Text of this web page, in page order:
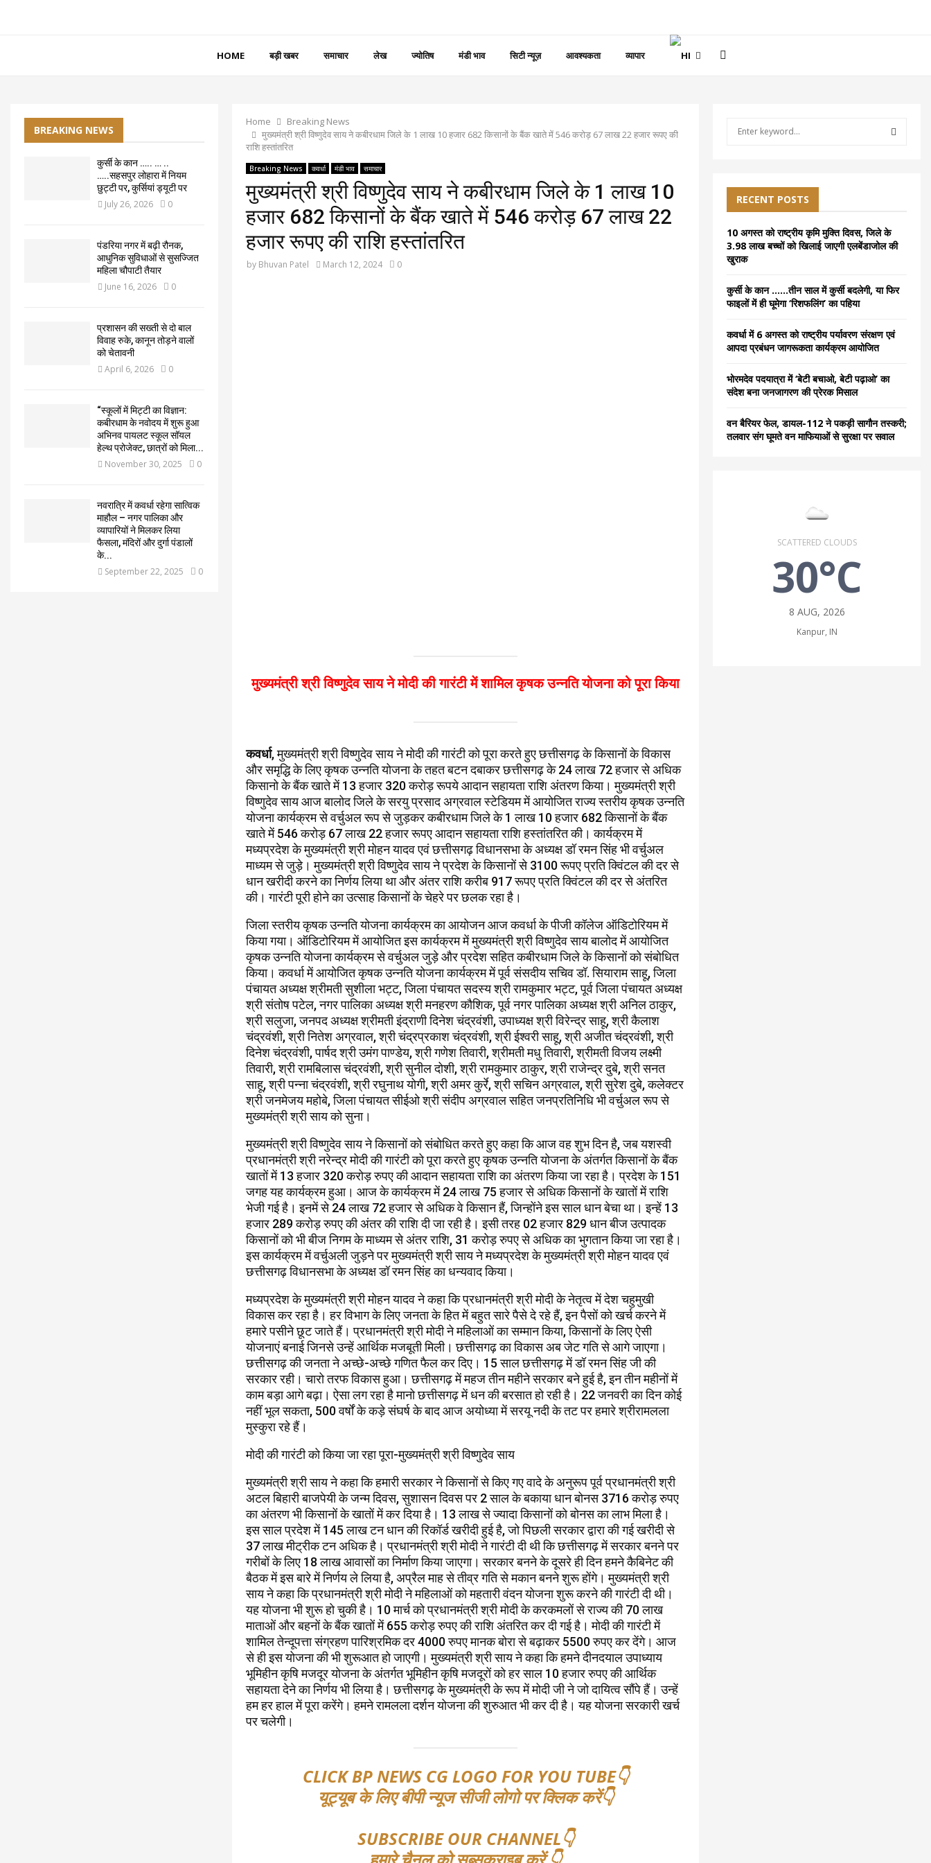
HOME बड़ी खबर समाचार लेख ज्योतिष मंडी भाव सिटी न्यूज़ आवश्यकता व्यापार
Home
Breaking News
मुख्यमंत्री श्री विष्णुदेव साय ने कबीरधाम जिले के 1 लाख 10 हजार 682 किसानों के बैंक खाते में 546 करोड़ 67 लाख 22 हजार रूपए की
राशि हस्तांतरित
Breaking News कवर्धा मंडी भाव समाचार
मुख्यमंत्री श्री विष्णुदेव साय ने कबीरधाम जिले के 1 लाख 10
हजार 682 किसानों के बैंक खाते में 546 करोड़ 67 लाख 22
हजार रूपए की राशि हस्तांतरित
by Bhuvan Patel March 12, 2024 0
मुख्यमंत्री श्री विष्णुदेव साय ने मोदी की गारंटी में शामिल कृषक उन्नति योजना को पूरा किया
कवर्धा, मुख्यमंत्री श्री विष्णुदेव साय ने मोदी की गारंटी को पूरा करते हुए छत्तीसगढ़ के किसानों के विकास
और समृद्धि के लिए कृषक उन्नति योजना के तहत बटन दबाकर छत्तीसगढ़ के 24 लाख 72 हजार से अधिक
किसानो के बैंक खाते में 13 हजार 320 करोड़ रूपये आदान सहायता राशि अंतरण किया। मुख्यमंत्री श्री
विष्णुदेव साय आज बालोद जिले के सरयु प्रसाद अग्रवाल स्टेडियम में आयोजित राज्य स्तरीय कृषक उन्नति
योजना कार्यक्रम से वर्चुअल रूप से जुड़कर कबीरधाम जिले के 1 लाख 10 हजार 682 किसानों के बैंक
खाते में 546 करोड़ 67 लाख 22 हजार रूपए आदान सहायता राशि हस्तांतरित की। कार्यक्रम में
मध्यप्रदेश के मुख्यमंत्री श्री मोहन यादव एवं छत्तीसगढ़ विधानसभा के अध्यक्ष डॉ रमन सिंह भी वर्चुअल
माध्यम से जुड़े। मुख्यमंत्री श्री विष्णुदेव साय ने प्रदेश के किसानों से 3100 रूपए प्रति क्विंटल की दर से
धान खरीदी करने का निर्णय लिया था और अंतर राशि करीब 917 रूपए प्रति क्विंटल की दर से अंतरित
की। गारंटी पूरी होने का उत्साह किसानों के चेहरे पर छलक रहा है।
जिला स्तरीय कृषक उन्नति योजना कार्यक्रम का आयोजन आज कवर्धा के पीजी कॉलेज ऑडिटोरियम में
किया गया। ऑडिटोरियम में आयोजित इस कार्यक्रम में मुख्यमंत्री श्री विष्णुदेव साय बालोद में आयोजित
कृषक उन्नति योजना कार्यक्रम से वर्चुअल जुड़े और प्रदेश सहित कबीरधाम जिले के किसानों को संबोधित
किया। कवर्धा में आयोजित कृषक उन्नति योजना कार्यक्रम में पूर्व संसदीय सचिव डॉ. सियाराम साहू, जिला
पंचायत अध्यक्ष श्रीमती सुशीला भट्ट, जिला पंचायत सदस्य श्री रामकुमार भट्ट, पूर्व जिला पंचायत अध्यक्ष
श्री संतोष पटेल, नगर पालिका अध्यक्ष श्री मनहरण कौशिक, पूर्व नगर पालिका अध्यक्ष श्री अनिल ठाकुर,
श्री सलुजा, जनपद अध्यक्ष श्रीमती इंद्राणी दिनेश चंद्रवंशी, उपाध्यक्ष श्री विरेन्द्र साहू, श्री कैलाश
चंद्रवंशी, श्री नितेश अग्रवाल, श्री चंद्रप्रकाश चंद्रवंशी, श्री ईश्वरी साहू, श्री अजीत चंद्रवंशी, श्री
दिनेश चंद्रवंशी, पार्षद श्री उमंग पाण्डेय, श्री गणेश तिवारी, श्रीमती मधु तिवारी, श्रीमती विजय लक्ष्मी
तिवारी, श्री रामबिलास चंद्रवंशी, श्री सुनील दोशी, श्री रामकुमार ठाकुर, श्री राजेन्द्र दुबे, श्री सनत
साहू, श्री पन्ना चंद्रवंशी, श्री रघुनाथ योगी, श्री अमर कुर्रे, श्री सचिन अग्रवाल, श्री सुरेश दुबे, कलेक्टर
श्री जनमेजय महोबे, जिला पंचायत सीईओ श्री संदीप अग्रवाल सहित जनप्रतिनिधि भी वर्चुअल रूप से
मुख्यमंत्री श्री साय को सुना।
मुख्यमंत्री श्री विष्णुदेव साय ने किसानों को संबोधित करते हुए कहा कि आज वह शुभ दिन है, जब यशस्वी
प्रधानमंत्री श्री नरेन्द्र मोदी की गारंटी को पूरा करते हुए कृषक उन्नति योजना के अंतर्गत किसानों के बैंक
खातों में 13 हजार 320 करोड़ रुपए की आदान सहायता राशि का अंतरण किया जा रहा है। प्रदेश के 151
जगह यह कार्यक्रम हुआ। आज के कार्यक्रम में 24 लाख 75 हजार से अधिक किसानों के खातों में राशि
भेजी गई है। इनमें से 24 लाख 72 हजार से अधिक वे किसान हैं, जिन्होंने इस साल धान बेचा था। इन्हें 13
हजार 289 करोड़ रुपए की अंतर की राशि दी जा रही है। इसी तरह 02 हजार 829 धान बीज उत्पादक
किसानों को भी बीज निगम के माध्यम से अंतर राशि, 31 करोड़ रुपए से अधिक का भुगतान किया जा रहा है।
इस कार्यक्रम में वर्चुअली जुड़ने पर मुख्यमंत्री श्री साय ने मध्यप्रदेश के मुख्यमंत्री श्री मोहन यादव एवं
छत्तीसगढ़ विधानसभा के अध्यक्ष डॉ रमन सिंह का धन्यवाद किया।
मध्यप्रदेश के मुख्यमंत्री श्री मोहन यादव ने कहा कि प्रधानमंत्री श्री मोदी के नेतृत्व में देश चहुमुखी
विकास कर रहा है। हर विभाग के लिए जनता के हित में बहुत सारे पैसे दे रहे हैं, इन पैसों को खर्च करने में
हमारे पसीने छूट जाते हैं। प्रधानमंत्री श्री मोदी ने महिलाओं का सम्मान किया, किसानों के लिए ऐसी
योजनाएं बनाई जिनसे उन्हें आर्थिक मजबूती मिली। छत्तीसगढ़ का विकास अब जेट गति से आगे जाएगा।
छत्तीसगढ़ की जनता ने अच्छे-अच्छे गणित फैल कर दिए। 15 साल छत्तीसगढ़ में डॉ रमन सिंह जी की
सरकार रही। चारो तरफ विकास हुआ। छत्तीसगढ़ में महज तीन महीने सरकार बने हुई है, इन तीन महीनों में
काम बड़ा आगे बढ़ा। ऐसा लग रहा है मानो छत्तीसगढ़ में धन की बरसात हो रही है। 22 जनवरी का दिन कोई
नहीं भूल सकता, 500 वर्षों के कड़े संघर्ष के बाद आज अयोध्या में सरयू नदी के तट पर हमारे श्रीरामलला
मुस्कुरा रहे हैं।
मोदी की गारंटी को किया जा रहा पूरा-मुख्यमंत्री श्री विष्णुदेव साय
मुख्यमंत्री श्री साय ने कहा कि हमारी सरकार ने किसानों से किए गए वादे के अनुरूप पूर्व प्रधानमंत्री श्री
अटल बिहारी बाजपेयी के जन्म दिवस, सुशासन दिवस पर 2 साल के बकाया धान बोनस 3716 करोड़ रुपए
का अंतरण भी किसानों के खातों में कर दिया है। 13 लाख से ज्यादा किसानों को बोनस का लाभ मिला है।
इस साल प्रदेश में 145 लाख टन धान की रिकॉर्ड खरीदी हुई है, जो पिछली सरकार द्वारा की गई खरीदी से
37 लाख मीट्रीक टन अधिक है। प्रधानमंत्री श्री मोदी ने गारंटी दी थी कि छत्तीसगढ़ में सरकार बनने पर
गरीबों के लिए 18 लाख आवासों का निर्माण किया जाएगा। सरकार बनने के दूसरे ही दिन हमने कैबिनेट की
बैठक में इस बारे में निर्णय ले लिया है, अप्रैल माह से तीव्र गति से मकान बनने शुरू होंगे। मुख्यमंत्री श्री
साय ने कहा कि प्रधानमंत्री श्री मोदी ने महिलाओं को महतारी वंदन योजना शुरू करने की गारंटी दी थी।
यह योजना भी शुरू हो चुकी है। 10 मार्च को प्रधानमंत्री श्री मोदी के करकमलों से राज्य की 70 लाख
माताओं और बहनों के बैंक खातों में 655 करोड़ रुपए की राशि अंतरित कर दी गई है। मोदी की गारंटी में
शामिल तेन्दूपत्ता संग्रहण पारिश्रमिक दर 4000 रुपए मानक बोरा से बढ़ाकर 5500 रुपए कर देंगे। आज
से ही इस योजना की भी शुरूआत हो जाएगी। मुख्यमंत्री श्री साय ने कहा कि हमने दीनदयाल उपाध्याय
भूमिहीन कृषि मजदूर योजना के अंतर्गत भूमिहीन कृषि मजदूरों को हर साल 10 हजार रुपए की आर्थिक
सहायता देने का निर्णय भी लिया है। छत्तीसगढ़ के मुख्यमंत्री के रूप में मोदी जी ने जो दायित्व सौंपे हैं। उन्हें
हम हर हाल में पूरा करेंगे। हमने रामलला दर्शन योजना की शुरुआत भी कर दी है। यह योजना सरकारी खर्च
पर चलेगी।
CLICK BP NEWS CG LOGO FOR YOU TUBE👇
यूट्यूब के लिए बीपी न्यूज सीजी लोगो पर क्लिक करें👇
SUBSCRIBE OUR CHANNEL👇
BREAKING NEWS
कुर्सी के कान ….. … ..
…..सहसपुर लोहारा में नियम
छुट्टी पर, कुर्सियां ड्यूटी पर
July 26, 2026 0
पंडरिया नगर में बढ़ी रौनक,
आधुनिक सुविधाओं से सुसज्जित
महिला चौपाटी तैयार
June 16, 2026 0
प्रशासन की सख्ती से दो बाल
विवाह रुके, कानून तोड़ने वालों
को चेतावनी
April 6, 2026 0
“स्कूलों में मिट्टी का विज्ञान:
कबीरधाम के नवोदय में शुरू हुआ
अभिनव पायलट स्कूल सॉयल
हेल्थ प्रोजेक्ट, छात्रों को मिला...
November 30, 2025 0
नवरात्रि में कवर्धा रहेगा सात्विक
माहौल – नगर पालिका और
व्यापारियों ने मिलकर लिया
फैसला, मंदिरों और दुर्गा पंडालों
के...
September 22, 2025 0
f
o
r
:
R
H
RECENT POSTS
10 अगस्त को राष्ट्रीय कृमि मुक्ति दिवस, जिले के
3.98 लाख बच्चों को खिलाई जाएगी एलबेंडाजोल की
खुराक
कुर्सी के कान ……तीन साल में कुर्सी बदलेगी, या फिर
फाइलों में ही घूमेगा ‘रिशफलिंग’ का पहिया
कवर्धा में 6 अगस्त को राष्ट्रीय पर्यावरण संरक्षण एवं
आपदा प्रबंधन जागरूकता कार्यक्रम आयोजित
भोरमदेव पदयात्रा में ‘बेटी बचाओ, बेटी पढ़ाओ’ का
संदेश बना जनजागरण की प्रेरक मिसाल
वन बैरियर फेल, डायल-112 ने पकड़ी सागौन तस्करी;
तलवार संग घूमते वन माफियाओं से सुरक्षा पर सवाल
SCATTERED CLOUDS
30°C
8 AUG, 2026
Kanpur, IN